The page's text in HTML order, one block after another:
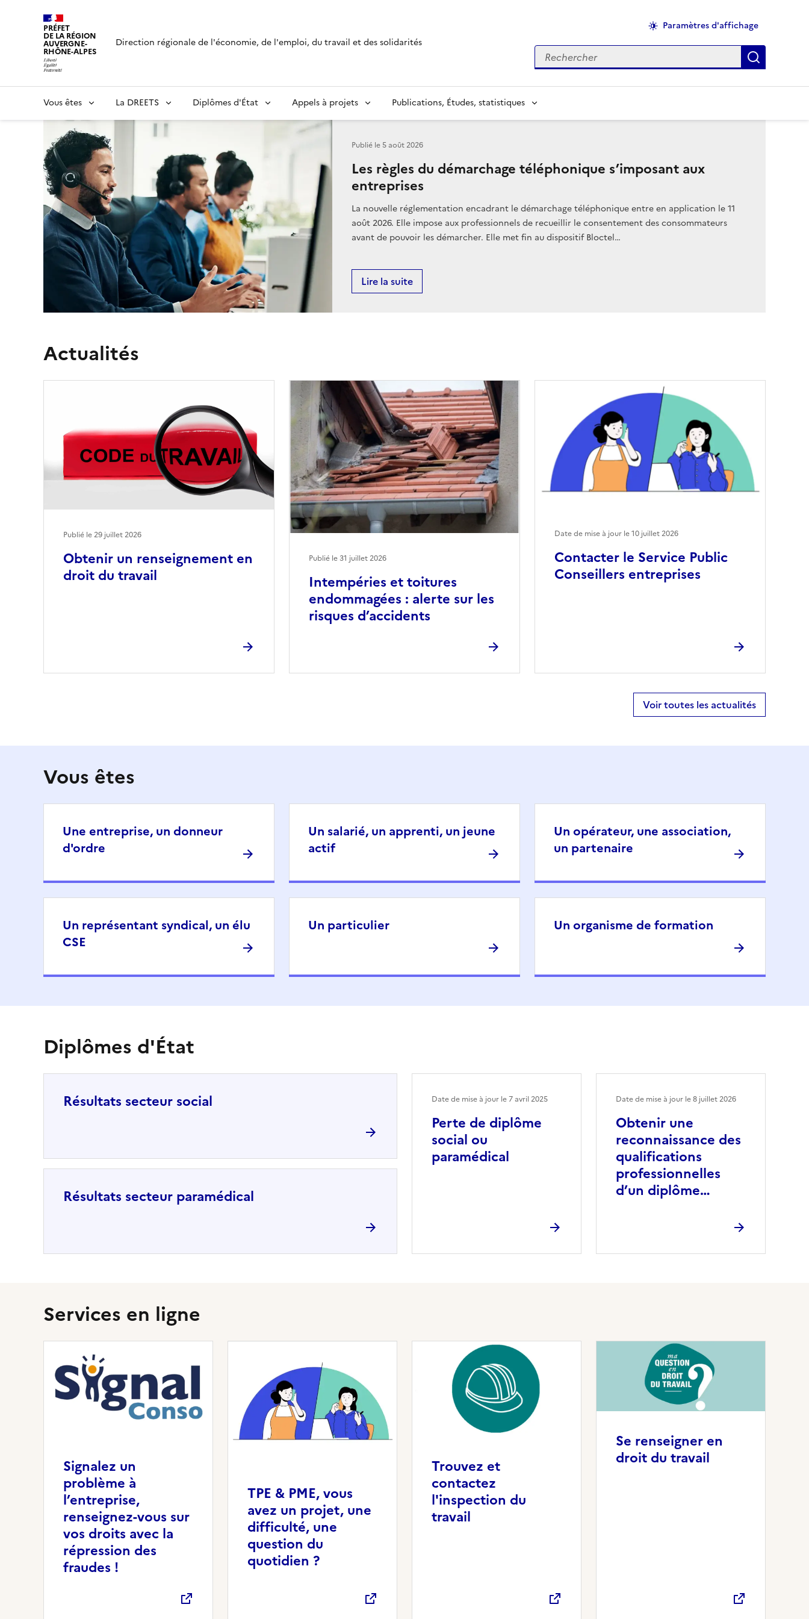
PRÉFET
DE LA RÉGION
AUVERGNE-
RHÔNE-ALPES DREETS Auvergne - Rhône-Alpes
Direction régionale de l'économie, de l'emploi, du travail et des solidarités
Paramètres d'affichage
Rechercher
Vous êtes La DREETS Diplômes d'État Appels à projets Publications, Études, statistiques
Les règles du démarchage téléphonique s’imposant aux
entreprises
La nouvelle réglementation encadrant le démarchage téléphonique entre en application le 11
août 2026. Elle impose aux professionnels de recueillir le consentement des consommateurs
avant de pouvoir les démarcher. Elle met fin au dispositif Bloctel…
Publié le5 août 2026
Lire la suite
Actualités
Obtenir un renseignement en
droit du travail
Publié le29 juillet 2026
Intempéries et toitures
endommagées : alerte sur les
risques d’accidents
Publié le31 juillet 2026
Contacter le Service Public
Conseillers entreprises
Date de mise à jour le10 juillet 2026
Voir toutes les actualités
Vous êtes
Une entreprise, un donneur
d'ordre
Un salarié, un apprenti, un jeune
actif
Un opérateur, une association,
un partenaire
Un représentant syndical, un élu
CSE
Un particulier Un organisme de formation
Diplômes d'État
Résultats secteur social
Résultats secteur paramédical
Perte de diplôme
social ou
paramédical
Date de mise à jour le7 avril 2025
Obtenir une
reconnaissance des
qualifications
professionnelles
d’un diplôme…
Date de mise à jour le8 juillet 2026
Services en ligne
Signalez un
problème à
l’entreprise,
renseignez-vous sur
vos droits avec la
répression des
fraudes !
TPE & PME, vous
avez un projet, une
difficulté, une
question du
quotidien ?
Trouvez et
contactez
l'inspection du
travail
Se renseigner en
droit du travail